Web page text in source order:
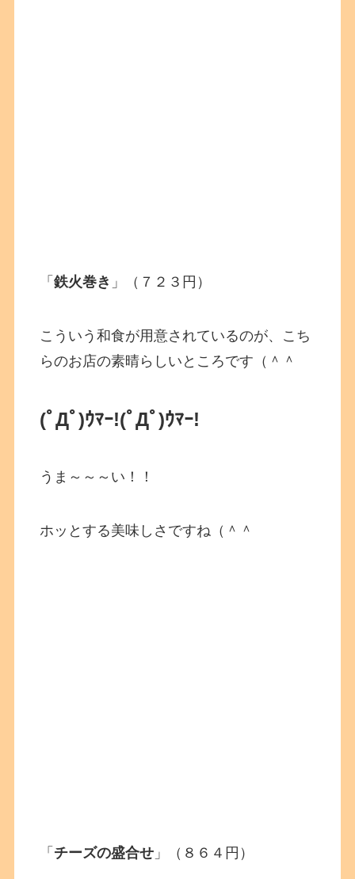
「鉄火巻き 」（７２３円）
こういう和食が用意されているのが、こち
らのお店の素晴らしいところです（＾＾
(ﾟДﾟ)ｳﾏｰ!(ﾟДﾟ)ｳﾏｰ!
うま～～～い！！
ホッとする美味しさですね（＾＾
「 チーズの盛合せ 」（８６４円）